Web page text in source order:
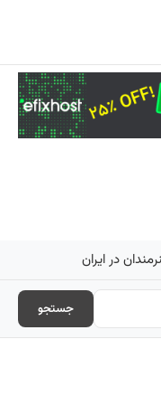
در ایران
جستجو